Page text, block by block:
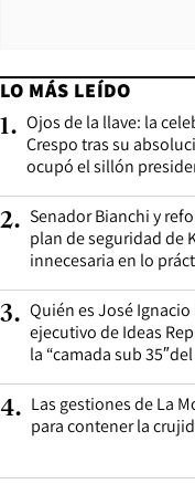
LO MÁS LEÍDO
1. Ojos de la llave: la
Crespo tras su
ocupó el sillón
2. Senador Bianchi y
plan de seguridad de
innecesaria en lo
3. Quién es José
ejecutivo de Ideas
la “camada sub
4. Las gestiones de La
para contener la